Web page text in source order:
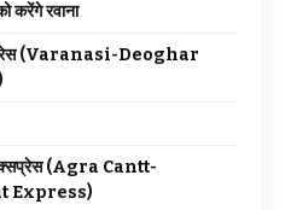
करेंगे रवाना
(Varanasi-Deoghar
एक्सप्रेस (Agra Cantt-
Express)